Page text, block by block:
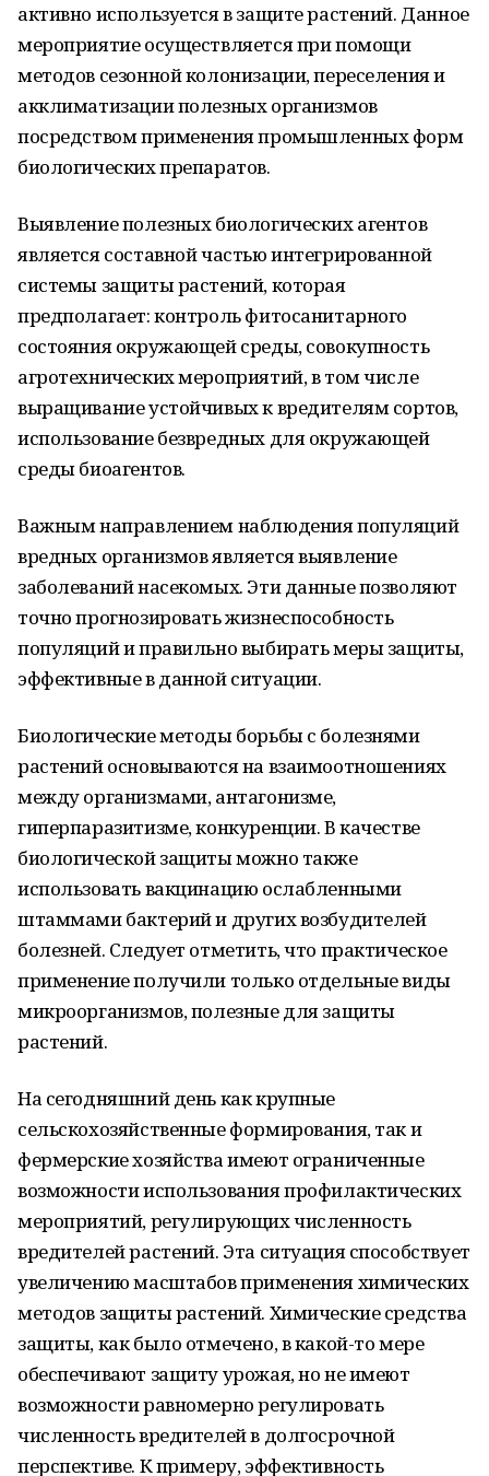
активно используется в защите растений. Данное
мероприятие осуществляется при помощи
методов сезонной колонизации, переселения и
акклиматизации полезных организмов
посредством применения промышленных форм
биологических препаратов.
Выявление полезных биологических агентов
является составной частью интегрированной
системы защиты растений, которая
предполагает: контроль фитосанитарного
состояния окружающей среды, совокупность
агротехнических мероприятий, в том числе
выращивание устойчивых к вредителям сортов,
использование безвредных для окружающей
среды биоагентов.
Важным направлением наблюдения популяций
вредных организмов является выявление
заболеваний насекомых. Эти данные позволяют
точно прогнозировать жизнеспособность
популяций и правильно выбирать меры защиты,
эффективные в данной ситуации.
Биологические методы борьбы с болезнями
растений основываются на взаимоотношениях
между организмами, антагонизме,
гиперпаразитизме, конкуренции. В качестве
биологической защиты можно также
использовать вакцинацию ослабленными
штаммами бактерий и других возбудителей
болезней. Следует отметить, что практическое
применение получили только отдельные виды
микроорганизмов, полезные для защиты
растений.
На сегодняшний день как крупные
сельскохозяйственные формирования, так и
фермерские хозяйства имеют ограниченные
возможности использования профилактических
мероприятий, регулирующих численность
вредителей растений. Эта ситуация способствует
увеличению масштабов применения химических
методов защиты растений. Химические средства
защиты, как было отмечено, в какой-то мере
обеспечивают защиту урожая, но не имеют
возможности равномерно регулировать
численность вредителей в долгосрочной
перспективе. К примеру, эффективность